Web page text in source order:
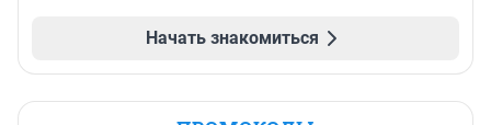
Начать знакомиться